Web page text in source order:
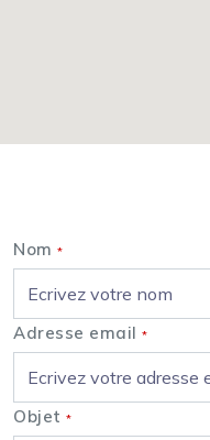
Nom *
Adresse email *
Objet *